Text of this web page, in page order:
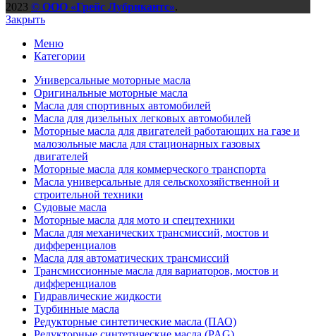
2023 © ООО «Грейс Лубрикантс».
Закрыть
Меню
Категории
Универсальные моторные масла
Оригинальные моторные масла
Масла для спортивных автомобилей
Масла для дизельных легковых автомобилей
Моторные масла для двигателей работающих на газе и
малозольные масла для стационарных газовых
двигателей
Моторные масла для коммерческого транспорта
Масла универсальные для сельскохозяйственной и
строительной техники
Судовые масла
Моторные масла для мото и спецтехники
Масла для механических трансмиссий, мостов и
дифференциалов
Масла для автоматических трансмиссий
Трансмиссионные масла для вариаторов, мостов и
дифференциалов
Гидравлические жидкости
Турбинные масла
Редукторные синтетические масла (ПАО)